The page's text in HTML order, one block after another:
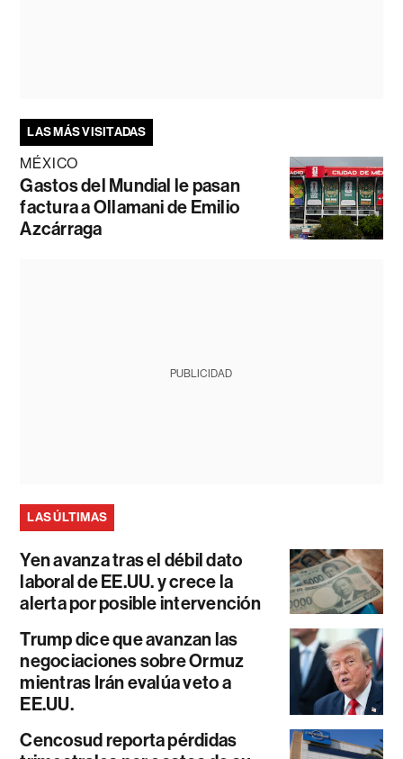
LAS MÁS VISITADAS
MÉXICO
Gastos del Mundial le pasan
factura a Ollamani de Emilio
Azcárraga
PUBLICIDAD
LAS ÚLTIMAS
Yen avanza tras el débil dato
laboral de EE.UU. y crece la
alerta por posible intervención
Trump dice que avanzan las
negociaciones sobre Ormuz
mientras Irán evalúa veto a
EE.UU.
Cencosud reporta pérdidas